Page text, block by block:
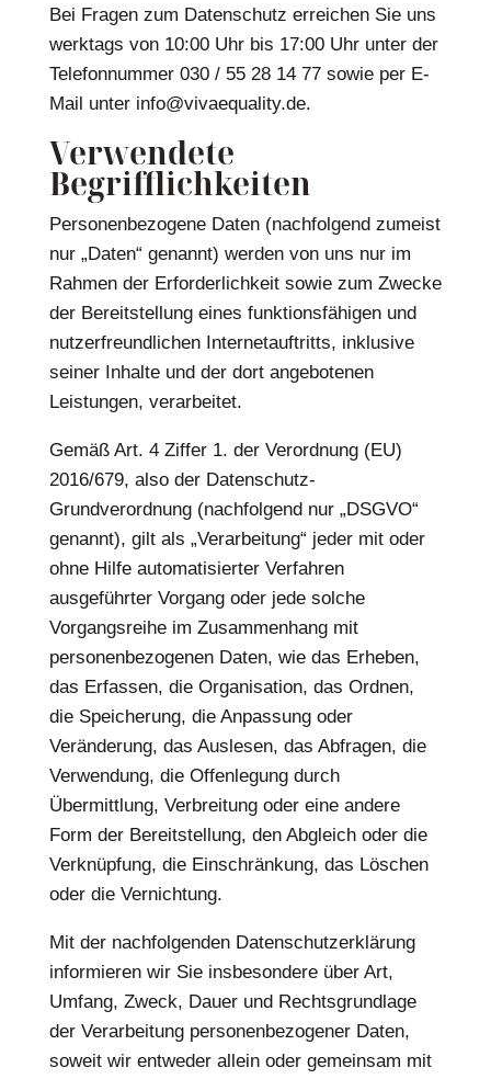
Bei Fragen zum Datenschutz erreichen Sie uns
werktags von 10:00 Uhr bis 17:00 Uhr unter der
Telefonnummer 030 / 55 28 14 77 sowie per E-
Mail unter info@vivaequality.de.
Verwendete
Begrifflichkeiten
Personenbezogene Daten (nachfolgend zumeist
nur „Daten“ genannt) werden von uns nur im
Rahmen der Erforderlichkeit sowie zum Zwecke
der Bereitstellung eines funktionsfähigen und
nutzerfreundlichen Internetauftritts, inklusive
seiner Inhalte und der dort angebotenen
Leistungen, verarbeitet.
Gemäß Art. 4 Ziffer 1. der Verordnung (EU)
2016/679, also der Datenschutz-
Grundverordnung (nachfolgend nur „DSGVO“
genannt), gilt als „Verarbeitung“ jeder mit oder
ohne Hilfe automatisierter Verfahren
ausgeführter Vorgang oder jede solche
Vorgangsreihe im Zusammenhang mit
personenbezogenen Daten, wie das Erheben,
das Erfassen, die Organisation, das Ordnen,
die Speicherung, die Anpassung oder
Veränderung, das Auslesen, das Abfragen, die
Verwendung, die Offenlegung durch
Übermittlung, Verbreitung oder eine andere
Form der Bereitstellung, den Abgleich oder die
Verknüpfung, die Einschränkung, das Löschen
oder die Vernichtung.
Mit der nachfolgenden Datenschutzerklärung
informieren wir Sie insbesondere über Art,
Umfang, Zweck, Dauer und Rechtsgrundlage
der Verarbeitung personenbezogener Daten,
soweit wir entweder allein oder gemeinsam mit